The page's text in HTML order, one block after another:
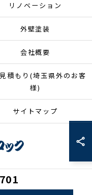
リノベーション
外壁塗装
会社概要
積もり(埼玉県外のお客
様)
サイトマップ
エアロック ALL RIGHTS